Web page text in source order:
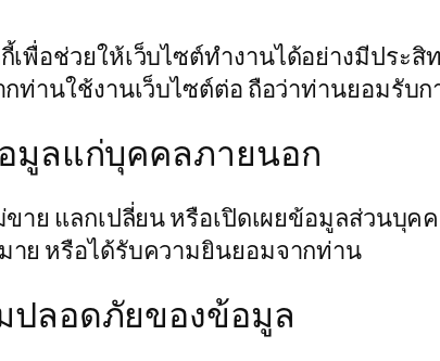
เพื่อช่วยให้เว็บไซต์ทำงานได้อย่างมีประ
ท่านใช้งานเว็บไซต์ต่อ ถือว่าท่านยอมรับ
มูลแก่บุคคลภายนอก
ขาย แลกเปลี่ยน หรือเปิดเผยข้อมูลส่วน
ย หรือได้รับความยินยอมจากท่าน
ปลอดภัยของข้อมูล